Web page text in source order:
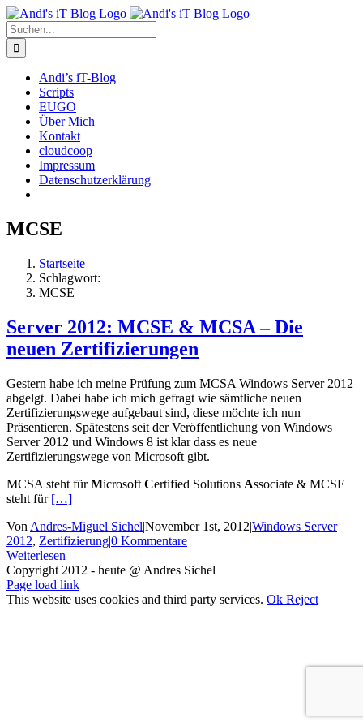
Zum
Inhalt
springen
Rss
Facebook
X
YouTube
Skype
Suche
nach:
Andi’s iT-Blog
Scripts
EUGO
Über Mich
Kontakt
cloudcoop
Impressum
Datenschutzerklärung
MCSE
Startseite
Schlagwort:
MCSE
Server 2012: MCSE & MCSA – Die
neuen Zertifizierungen
Gestern habe ich meine Prüfung zum MCSA Windows Server 2012
abgelgt. Dabei habe ich mich gefragt wie sämtliche neuen
Zertifizierungswege aufgebaut sind, diese möchte ich nun
Präsentieren. Spätestens seit der Veröffentlichung von Windows
Server 2012 und Windows 8 ist klar dass es neue
Zertifizierungswege von Microsoft gibt.
MCSA steht fürMicrosoft Certified Solutions Associate & MCSE
steht für […]
Von Andres-Miguel Sichel|November 1st, 2012|Windows Server
2012, Zertifizierung|0 Kommentare
Weiterlesen
Copyright 2012 - heute @ Andres Sichel
Rss
Facebook
X
YouTube
Skype
Page load link
This website uses cookies and third party services. Ok Reject